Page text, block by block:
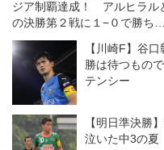
惨
「
松
ジア制覇達成！ アルヒラル
の決勝第２戦に１−０で勝ちき
り、頂点に立つ！◎ACL決勝第
2戦
【川崎F】谷
勝は待つもの
テンシー
【明日準決勝
泣いた中3の夏